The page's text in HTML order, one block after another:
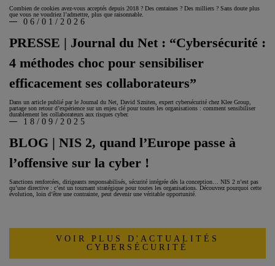
Combien de cookies avez-vous acceptés depuis 2018 ? Des centaines ? Des milliers ? Sans doute plus
que vous ne voudriez l’admettre, plus que raisonnable.
PRESSE | Journal du Net : “Cybersécurité :
4 méthodes choc pour sensibiliser
efficacement ses collaborateurs”
06/01/2026
Dans un article publié par le Journal du Net, David Szniten, expert cybersécurité chez Klee Group,
partage son retour d’expérience sur un enjeu clé pour toutes les organisations : comment sensibiliser
durablement les collaborateurs aux risques cyber.
BLOG | NIS 2, quand l’Europe passe à
l’offensive sur la cyber !
18/09/2025
Sanctions renforcées, dirigeants responsabilisés, sécurité intégrée dès la conception… NIS 2 n’est pas
qu’une directive : c’est un tournant stratégique pour toutes les organisations. Découvrez pourquoi cette
évolution, loin d’être une contrainte, peut devenir une véritable opportunité.
VOIR PLUS D'ACTUALITÉS
CYBERSÉCURITÉ